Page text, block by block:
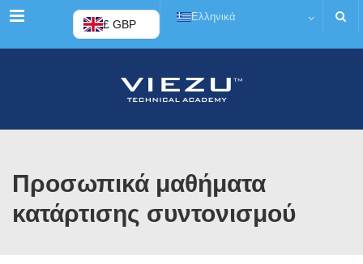
Μενού £ GBP
Ελληνικά
Προσωπικά μαθήματα
κατάρτισης συντονισμού